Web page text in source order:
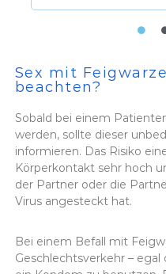
Sex mit
beachten?
Sobald bei einem
werden, sollte dieser
informieren. Das Risiko
Körperkontakt sehr hoch
der Partner oder die
Virus angesteckt hat.
Bei einem Befall mit
Geschlechtsverkehr – egal